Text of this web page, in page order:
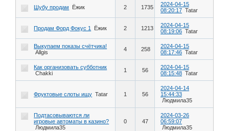
Шубу продам Ёжик 2 1735
2024-04-15
08:20:17 Tatar
Продам Форд Фокус 1 Ёжик 2 1213
2024-04-15
08:19:06 Tatar
Выкупаем показы счётчика!
Allgis
4 258
2024-04-15
08:17:46 Tatar
Как организовать субботник
Chakki
1 56
2024-04-15
08:15:48 Tatar
Фруктовые слоты ищу Tatar 1 56
2024-04-14
15:44:33
Людмила35
Подтасовываются ли
игровые автоматы в казино?
Людмила35
0 47
2024-03-26
06:59:07
Людмила35